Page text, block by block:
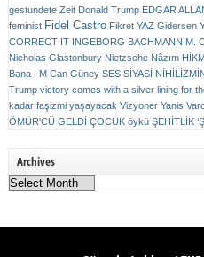
gestundete Zeit Donald Trump EDGAR
feminist Fidel Castro Fikret YAZ Gidersen
CORRECT IT INGEBORG BACHMANN M.
Nicholas Glastonbury Nietzsche Nâzım
Bana . M Can Güney SES SİYASİ
Trump victory comes with a silver lining for
kadar faşizmi yaşayacak Vizyoner Yanis
ÖMÜR'CÜ GELDİ ÇOCUK öykü ŞEHİTLİK
Archives
Archives